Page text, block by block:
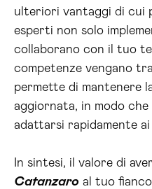
ulteriori vantaggi di cui
esperti non solo
collaborano con il tuo
competenze vengano
permette di mantenere
aggiornata, in modo che
adattarsi rapidamente
In sintesi, il valore di
Catanzaro al tuo